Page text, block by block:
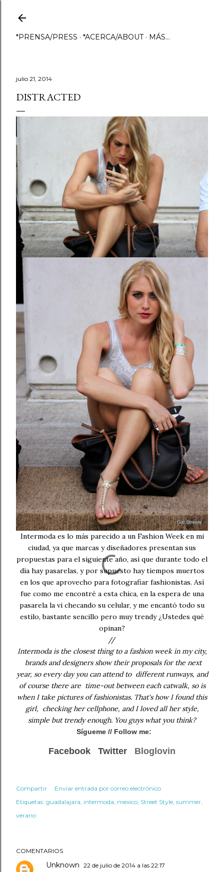
*PRENSA/PRESS *ACERCA/ABOUT MÁS…
julio 21, 2014
DISTRACTED
Intermoda es lo más parecido a un Fashion Week en mi
ciudad, ya que marcas y diseñadores presentan sus
propuestas para el siguiente año, así que durante todo el
día hay pasarelas, y por supuesto hay tiempos muertos
en los que aprovecho para fotografiar fashionistas. Así
fue como me encontré a esta chica, en la espera de una
pasarela la vi checando su celular, y me encantó todo su
estilo, bastante sencillo pero muy trendy ¿Ustedes qué
opinan?
//
Intermoda is the closest thing to a fashion week in my city,
brands and designers show their proposals for the next
year, so every day you can attend to different runways, and
of course there are time-out between each catwalk, so is
when I take pictures of fashionistas. That's how I found this
girl, checking her cellphone, and I loved all her style,
simple but trendy enough. You guys what you think?
Sígueme // Follow me:
Facebook Twitter Bloglovin
Compartir
Enviar entrada por correo electrónico
Etiquetas: guadalajara intermoda mexico Street Style summer
verano
COMENTARIOS
Unknown 22 de julio de 2014 a las 22:17